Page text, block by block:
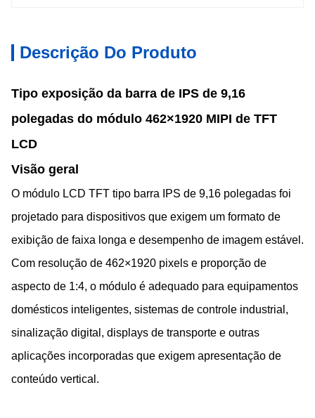
Descrição Do Produto
Tipo exposição da barra de IPS de 9,16
polegadas do módulo 462×1920 MIPI de TFT
LCD
Visão geral
O módulo LCD TFT tipo barra IPS de 9,16 polegadas foi
projetado para dispositivos que exigem um formato de
exibição de faixa longa e desempenho de imagem estável.
Com resolução de 462×1920 pixels e proporção de
aspecto de 1:4, o módulo é adequado para equipamentos
domésticos inteligentes, sistemas de controle industrial,
sinalização digital, displays de transporte e outras
aplicações incorporadas que exigem apresentação de
conteúdo vertical.